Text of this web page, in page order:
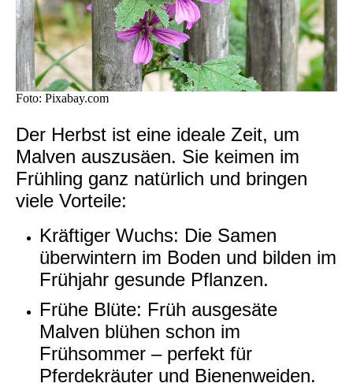
Foto: Pixabay.com
Der Herbst ist eine ideale Zeit, um
Malven auszusäen. Sie keimen im
Frühling ganz natürlich und bringen
viele Vorteile:
Kräftiger Wuchs: Die Samen
überwintern im Boden und bilden im
Frühjahr gesunde Pflanzen.
Frühe Blüte: Früh ausgesäte
Malven blühen schon im
Frühsommer – perfekt für
Pferdekräuter und Bienenweiden.